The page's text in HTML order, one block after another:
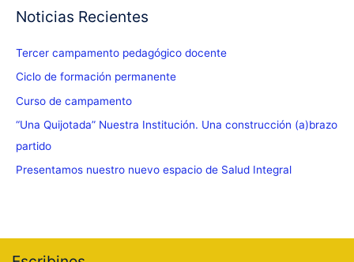
Noticias Recientes
Tercer campamento pedagógico docente
Ciclo de formación permanente
Curso de campamento
“Una Quijotada” Nuestra Institución. Una construcción (a)brazo
partido
Presentamos nuestro nuevo espacio de Salud Integral